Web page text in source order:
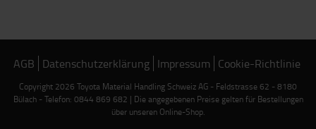
AGB Datenschutzerklärung Impressum Cookie-Richtlinie
Copyright 2026 Toyota Material Handling Schweiz AG - Feldstrasse 62 - 8180
Bülach - Telefon: 0844 869 682 | Die angegebenen Preise gelten für Bestellungen
über unseren Online-Shop.